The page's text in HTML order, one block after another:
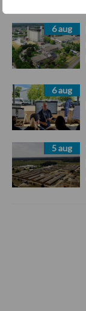
6 aug
6 aug
5 aug